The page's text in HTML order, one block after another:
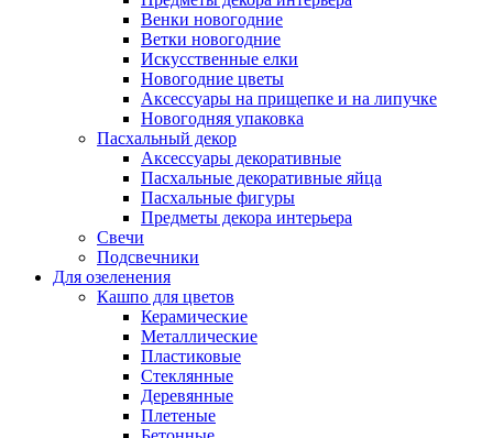
Венки новогодние
Ветки новогодние
Искусственные елки
Новогодние цветы
Аксессуары на прищепке и на липучке
Новогодняя упаковка
Пасхальный декор
Аксессуары декоративные
Пасхальные декоративные яйца
Пасхальные фигуры
Предметы декора интерьера
Свечи
Подсвечники
Для озеленения
Кашпо для цветов
Керамические
Металлические
Пластиковые
Стеклянные
Деревянные
Плетеные